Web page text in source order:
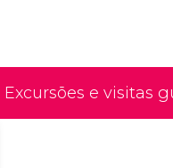
Excursões e visitas